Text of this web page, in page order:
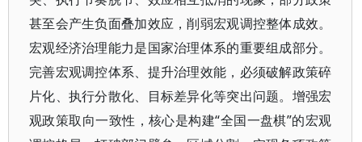
甚至会产生负面叠加效应，削弱宏观调控整体成效。
宏观经济治理能力是国家治理体系的重要组成部分。
完善宏观调控体系、提升治理效能，必须破解政策碎
片化、执行分散化、目标差异化等突出问题。增强宏
观政策取向一致性，核心是构建“全国一盘棋”的宏观